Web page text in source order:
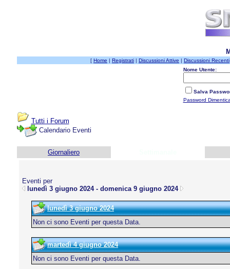
[ Home | Registrati | Discussioni Attive | Discussioni Recenti
Nome Utente:
Salva
Password
Tutti i Forum
Calendario Eventi
Giornaliero
Eventi per
lunedì 3 giugno 2024 - domenica 9 giugno 2024
lunedì 3 giugno 2024
Non ci sono Eventi per questa Data.
martedì 4 giugno 2024
Non ci sono Eventi per questa Data.